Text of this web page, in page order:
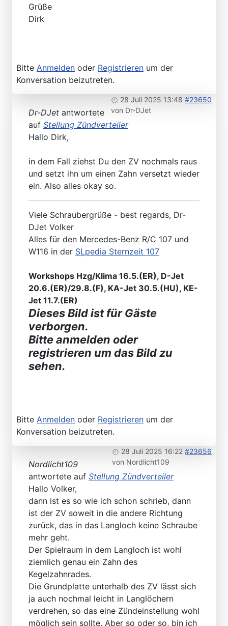
Grüße
Dirk
Bitte Anmelden oder Registrieren um der
Konversation beizutreten.
28 Juli 2025 13:48 #23650
von Dr-DJet
Dr-DJet antwortete
auf Stellung Zündverteiler
Hallo Dirk,
in dem Fall ziehst Du den ZV nochmals raus
und setzt ihn um einen Zahn versetzt wieder
ein. Also alles okay so.
Viele Schraubergrüße - best regards, Dr-
DJet Volker
Alles für den Mercedes-Benz R/C 107 und
W116 in der SLpedia Sternzeit 107
Workshops Hzg/Klima 16.5.(ER), D-Jet
20.6.(ER)/29.8.(F), KA-Jet 30.5.(HU), KE-
Jet 11.7.(ER)
Dieses Bild ist für Gäste
verborgen.
Bitte anmelden oder
registrieren um das Bild zu
sehen.
Bitte Anmelden oder Registrieren um der
Konversation beizutreten.
28 Juli 2025 16:22 #23656
von Nordlicht109
Nordlicht109
antwortete auf Stellung Zündverteiler
Hallo Volker,
dann ist es so wie ich schon schrieb, dann
ist der ZV soweit in die andere Richtung
zurück, das in das Langloch keine Schraube
mehr geht.
Der Spielraum in dem Langloch ist wohl
ziemlich genau ein Zahn des
Kegelzahnrades.
Die Grundplatte unterhalb des ZV lässt sich
ja auch nochmal leicht in Langlöchern
verdrehen, so das eine Zündeinstellung wohl
möglich sein sollte. Aber so oder so, bin ich